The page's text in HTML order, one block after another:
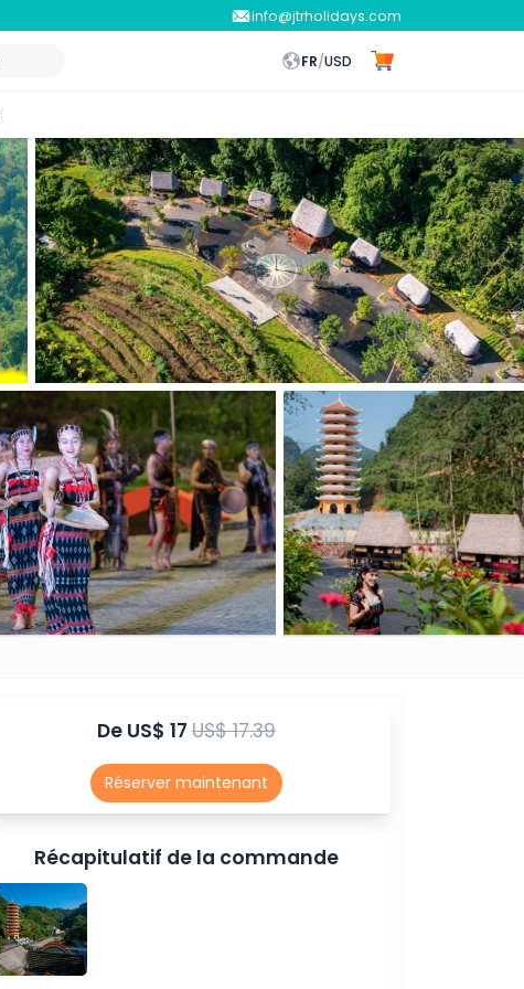
info@jtrholidays.com
FR/USD
De US$ 17US$ 17.39
Réserver maintenant
Récapitulatif de la commande